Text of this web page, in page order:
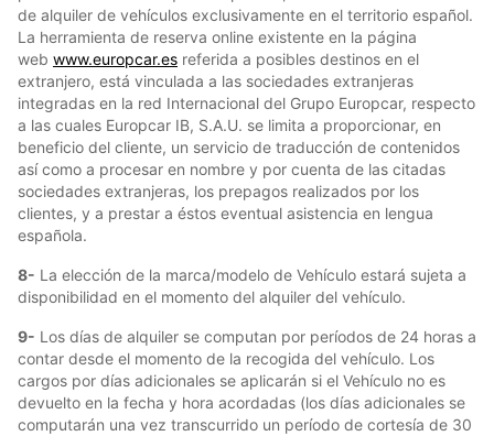
de alquiler de vehículos exclusivamente en el territorio español.
La herramienta de reserva online existente en la página
web www.europcar.es referida a posibles destinos en el
extranjero, está vinculada a las sociedades extranjeras
integradas en la red Internacional del Grupo Europcar, respecto
a las cuales Europcar IB, S.A.U. se limita a proporcionar, en
beneficio del cliente, un servicio de traducción de contenidos
así como a procesar en nombre y por cuenta de las citadas
sociedades extranjeras, los prepagos realizados por los
clientes, y a prestar a éstos eventual asistencia en lengua
española.
8- La elección de la marca/modelo de Vehículo estará sujeta a
disponibilidad en el momento del alquiler del vehículo.
9- Los días de alquiler se computan por períodos de 24 horas a
contar desde el momento de la recogida del vehículo. Los
cargos por días adicionales se aplicarán si el Vehículo no es
devuelto en la fecha y hora acordadas (los días adicionales se
computarán una vez transcurrido un período de cortesía de 30